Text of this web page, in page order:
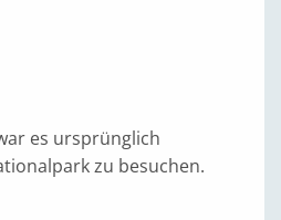
es ursprünglich
zu besuchen.